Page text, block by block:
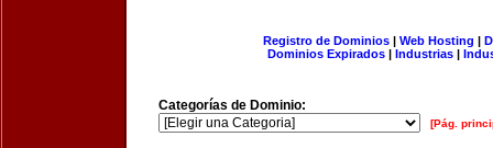
Registro de Dominios| Web Hosting |
Dominios Expirados | Industrias |
Categorías de Dominio:
[Pág.